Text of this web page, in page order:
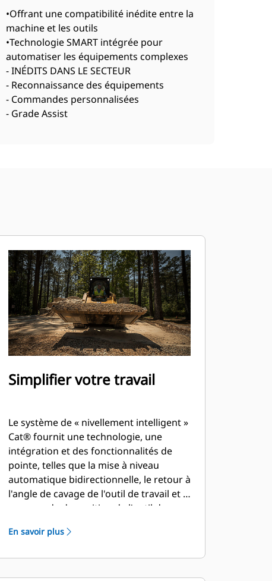
•Offrant une compatibilité inédite entre la
machine et les outils
•Technologie SMART intégrée pour
automatiser les équipements complexes
- INÉDITS DANS LE SECTEUR
- Reconnaissance des équipements
- Commandes personnalisées
- Grade Assist
Simplifier votre travail
Le système de « nivellement intelligent »
Cat® fournit une technologie, une
intégration et des fonctionnalités de
pointe, telles que la mise à niveau
automatique bidirectionnelle, le retour à
l'angle de cavage de l'outil de travail et la
commande de position de l'outil de
En savoir plus